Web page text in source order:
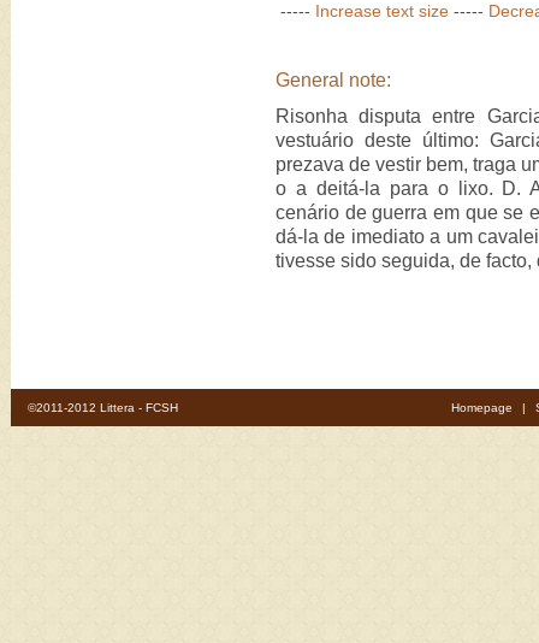
----- Increase text size -----
General note:
Risonha disputa entre
vestuário deste último:
prezava de vestir bem, traga
o a deitá-la para o lixo. D.
cenário de guerra em que se
dá-la de imediato a um
tivesse sido seguida, de facto,
©2011-2012 Littera - FCSH Homepage |